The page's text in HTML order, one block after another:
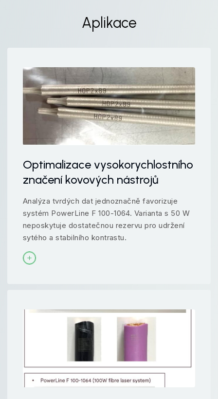
Aplikace
Optimalizace vysokorychlostního
značení kovových nástrojů
Analýza tvrdých dat jednoznačně favorizuje
systém PowerLine F 100-1064. Varianta s 50 W
neposkytuje dostatečnou rezervu pro udržení
sytého a stabilního kontrastu.